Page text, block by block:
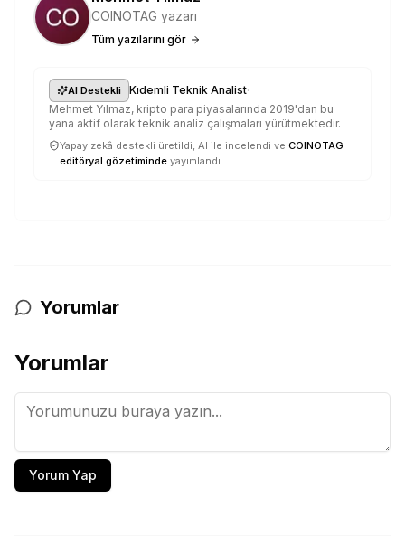
COINOTAG yazarı
Tüm yazılarını gör
AI Destekli Kıdemli Teknik Analist·
Mehmet Yılmaz, kripto para piyasalarında 2019'dan bu
yana aktif olarak teknik analiz çalışmaları yürütmektedir.
Yapay zekâ destekli üretildi, AI ile incelendi ve COINOTAG
editöryal gözetiminde yayımlandı.
Yorumlar
Yorumlar
Yorum Yap